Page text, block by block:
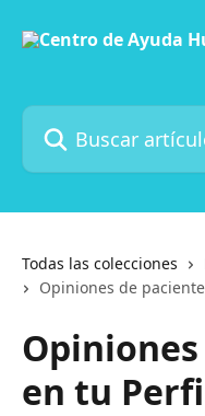
Buscar artículos...
Todas las colecciones
Opiniones de
en tu